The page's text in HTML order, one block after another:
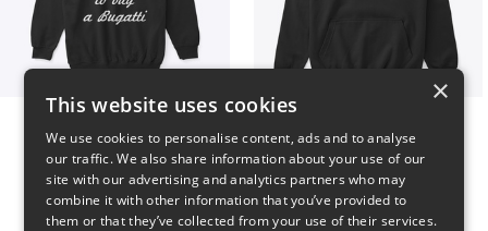
×
This website uses cookies
We use cookies to personalise content, ads and to analyse
our traffic. We also share information about your use of our
site with our advertising and analytics partners who may
combine it with other information that you’ve provided to
them or that they’ve collected from your use of their services.